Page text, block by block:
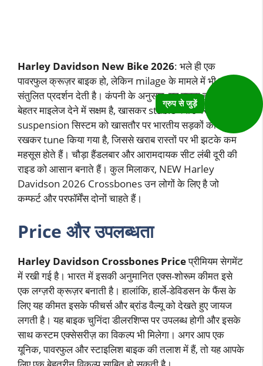
ग्रुप से जुड़ें
Harley Davidson New Bike 2026: भले ही एक
पावरफुल क्रूज़र बाइक हो, लेकिन milage के मामले में भी यह
संतुलित प्रदर्शन देती है। कंपनी के अनुसार, यह बाइक हाईवे पर
बेहतर माइलेज देने में सक्षम है, खासकर stable स्पीड पर।
suspension सिस्टम को खासतौर पर भारतीय सड़कों को ध्यान में
रखकर tune किया गया है, जिससे खराब रास्तों पर भी झटके कम
महसूस होते हैं। चौड़ा हैंडलबार और आरामदायक सीट लंबी दूरी की
राइड को आसान बनाते हैं। कुल मिलाकर, NEW Harley
Davidson 2026 Crossbones उन लोगों के लिए है जो
कम्फर्ट और परफॉर्मेंस दोनों चाहते हैं।
Price और उपलब्धता
Harley Davidson Crossbones Priceप्रीमियम सेगमेंट
में रखी गई है। भारत में इसकी अनुमानित एक्स-शोरूम कीमत इसे
एक लग्ज़री क्रूज़र बनाती है। हालांकि, हार्ले-डेविडसन के फैंस के
लिए यह कीमत इसके फीचर्स और ब्रांड वैल्यू को देखते हुए जायज
लगती है। यह बाइक चुनिंदा डीलरशिप्स पर उपलब्ध होगी और इसके
साथ कस्टम एक्सेसरीज़ का विकल्प भी मिलेगा। अगर आप एक
यूनिक, पावरफुल और स्टाइलिश बाइक की तलाश में हैं, तो यह आपके